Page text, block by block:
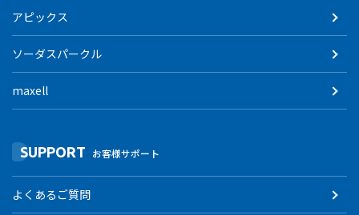
アピックス
ソーダスパークル
maxell
SUPPORT お客様サポート
よくあるご質問